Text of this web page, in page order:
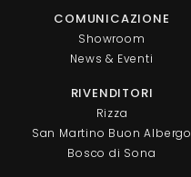
COMUNICAZIONE
Showroom
News & Eventi
RIVENDITORI
Rizza
San Martino Buon Albergo
Bosco di Sona